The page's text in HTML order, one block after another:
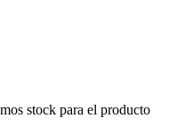
stock para el producto